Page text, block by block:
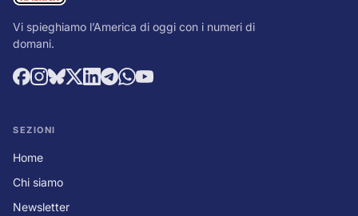
Vi spieghiamo l’America di oggi con i numeri di
domani.
SEZIONI
Home
Chi siamo
Newsletter